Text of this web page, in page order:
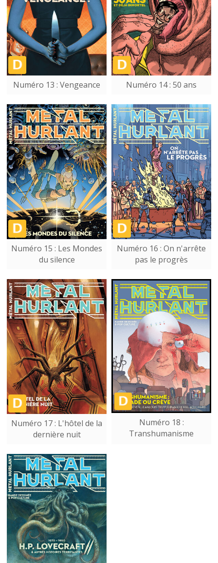
Numéro 13 : Vengeance Numéro 14 : 50 ans
Numéro 15 : Les Mondes
du silence
Numéro 16 : On n'arrête
pas le progrès
Numéro 17 : L'hôtel de la
dernière nuit
Numéro 18 :
Transhumanisme